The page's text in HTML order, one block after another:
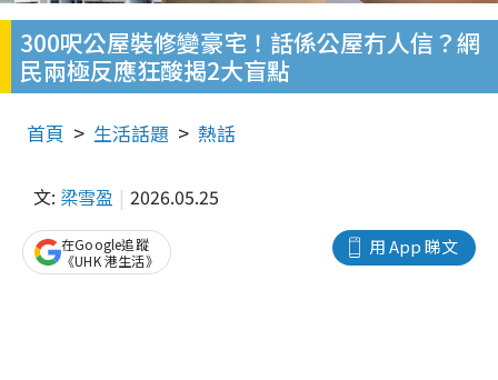
300呎公屋裝修變豪宅！話係公屋冇人信？網
民兩極反應狂酸揭2大盲點
首頁 生活話題 熱話
文: 梁雪盈 2026.05.25
用 App 睇文
在Google追蹤
《UHK 港生活》